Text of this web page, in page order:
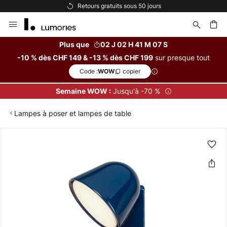
Retours gratuits sous 50 jours
Allez
au
Plus que
02 J 02 H 41 M 07 S
-10 % dès CHF 149 & -13 % dès CHF 199 sur presque tout
Code :WOW copier
Semaine WOW :Jusqu'à -70 %
Lampes à poser et lampes de table